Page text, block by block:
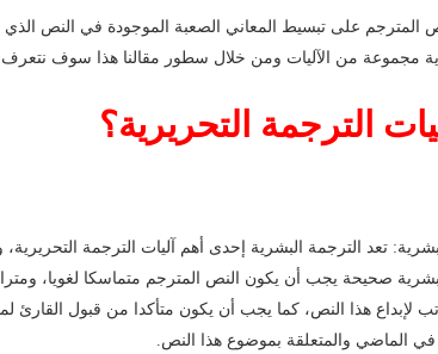
على تبسيط المعاني الصعبة الموجودة في النص
مجموعة من الآليات ومن خلال سطور مقالنا هذا سوف
الترجمة التحريرية؟
تعد الترجمة البشرية إحدى أهم آليات الترجمة
صحيحة يجب أن يكون النص المترجم متماسكا لغويا،
لإبداع هذا النص، كما يجب أن يكون متأكدا من قبول
في الماضي والمتعلقة بموضوع هذا النص.